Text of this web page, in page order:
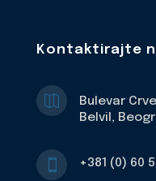
Kontaktirajte

Bulevar
Belvil,
 +381 (0) 60